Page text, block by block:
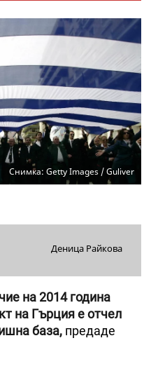
Снимка: Getty Images / Guliver
Деница Райкова
на 2014 година
на Гърция е отчел
база, предаде